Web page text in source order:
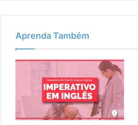
Aprenda Também